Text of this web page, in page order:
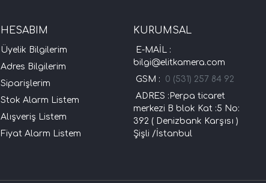
HESABIM
Üyelik Bilgilerim
Adres Bilgilerim
Siparişlerim
Stok Alarm Listem
Alışveriş Listem
Fiyat Alarm Listem
KURUMSAL
E-MAİL :
bilgi@elitkamera.com
GSM : 0 (531) 257 84 92
ADRES :Perpa ticaret
merkezi B blok Kat :5 No:
392 ( Denizbank Karşısı )
Şişli /İstanbul